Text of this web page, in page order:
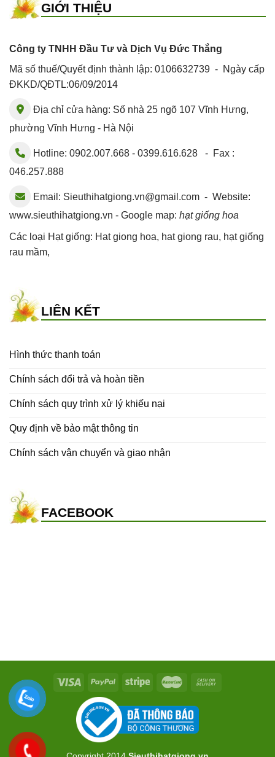
GIỚI THIỆU
Công ty TNHH Đầu Tư và Dịch Vụ Đức Thắng
Mã số thuế/Quyết định thành lập: 0106632739 - Ngày cấp
ĐKKD/QĐTL:06/09/2014
Địa chỉ cửa hàng: Số nhà 25 ngõ 107 Vĩnh Hưng,
phường Vĩnh Hưng - Hà Nội
Hotline: 0902.007.668 - 0399.616.628 - Fax :
046.257.888
Email: Sieuthihatgiong.vn@gmail.com - Website:
www.sieuthihatgiong.vn - Google map: hạt giống hoa
Các loại Hạt giống: Hat giong hoa, hat giong rau, hạt giống
rau mầm,
LIÊN KẾT
Hình thức thanh toán
Chính sách đổi trả và hoàn tiền
Chính sách quy trình xử lý khiếu nại
Quy định về bảo mật thông tin
Chính sách vận chuyển và giao nhận
FACEBOOK